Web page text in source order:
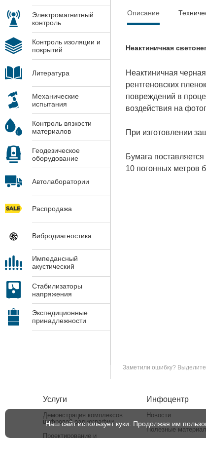
Электромагнитный
контроль
Контроль изоляции и
покрытий
Литература
Механические
испытания
Контроль вязкости
материалов
Геодезическое
оборудование
Автолаборатории
Распродажа
Вибродиагностика
Импедансный
акустический
Стабилизаторы
напряжения
Экспедиционные
принадлежности
Описание
Неактиничная
Неактиничная
рентгеновских
повреждений в
воздействия на
При изготовлении
Бумага
10 погонных метров
Заметили ошибку?
Услуги
Демонстрация комплексов
цифровой радиографии
Проектирование и
Инфоцентр
Новости
Полезные
Наш сайт использует куки. Продолжая им